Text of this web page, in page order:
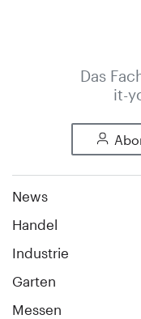
Das
it-
News
Handel
Industrie
Garten
Messen